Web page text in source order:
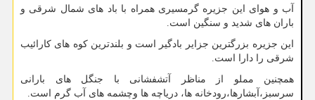
آب و هوای این جزیره گرمسیری همراه با باد های شمال شرقی و
باران های شدید و سنگین است.
این جزیره بزرگترین جزایر بادگیر است و بلندترین کوه های کارائیب
شرقی را دارا است.
همچنین مملو از مناظر آتشفشانی با جنگل های بارانی
سرسبز،آبشارها،رودخانه ها، دریاچه ها وچشمه های آب گرم است.